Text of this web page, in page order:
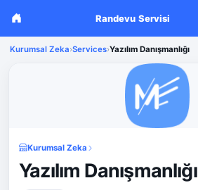
Randevu Servisi
Kurumsal Zeka›Services›Yazılım Danışmanlığı
Kurumsal Zeka
Yazılım Danışmanlığı